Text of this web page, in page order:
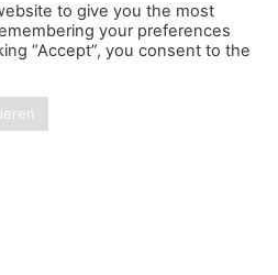
NÄCHSTER BEITRAG
Chance Worth Taking
to give you the most
your preferences
“Accept”, you consent to the